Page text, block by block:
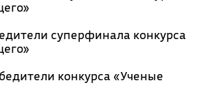
суперфинала конкурса
конкурса «Ученые